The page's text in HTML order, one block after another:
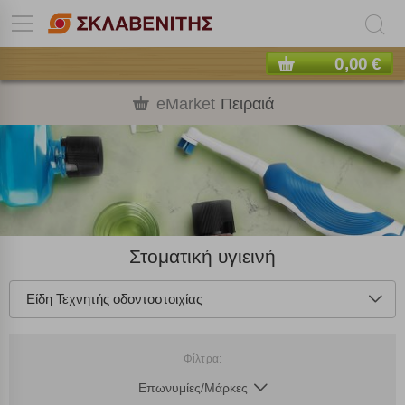
0,00 €
eMarket Πειραιά
Στοματική υγιεινή
Είδη Τεχνητής οδοντοστοιχίας
Φίλτρα:
Επωνυμίες/Μάρκες